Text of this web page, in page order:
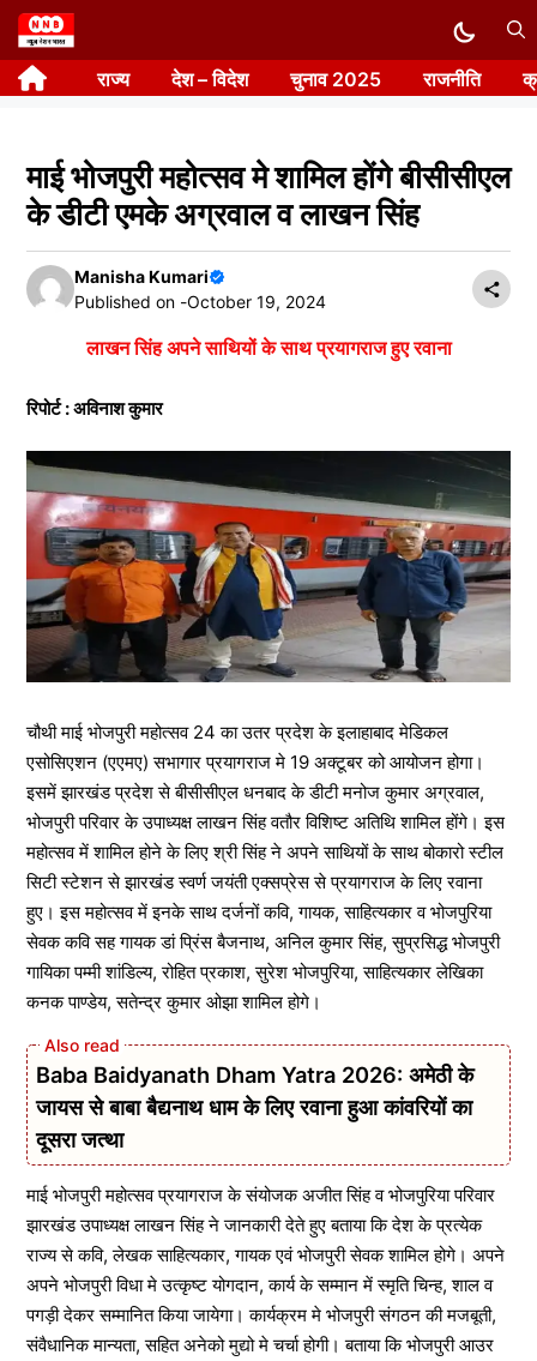
Skip
to
content राज्य देश – विदेश चुनाव 2025 राजनीति
माई भोजपुरी महोत्सव मे शामिल होंगे बीसीसीएल
के डीटी एमके अग्रवाल व लाखन सिंह
Manisha Kumari
Published on -October 19, 2024
लाखन सिंह अपने साथियों के साथ प्रयागराज हुए रवाना
रिपोर्ट : अविनाश कुमार
चौथी माई भोजपुरी महोत्सव 24 का उतर प्रदेश के इलाहाबाद मेडिकल
एसोसिएशन (एएमए) सभागार प्रयागराज मे 19 अक्टूबर को आयोजन होगा।
इसमें झारखंड प्रदेश से बीसीसीएल धनबाद के डीटी मनोज कुमार अग्रवाल,
भोजपुरी परिवार के उपाध्यक्ष लाखन सिंह वतौर विशिष्ट अतिथि शामिल होंगे। इस
महोत्सव में शामिल होने के लिए श्री सिंह ने अपने साथियों के साथ बोकारो स्टील
सिटी स्टेशन से झारखंड स्वर्ण जयंती एक्सप्रेस से प्रयागराज के लिए रवाना
हुए। इस महोत्सव में इनके साथ दर्जनों कवि, गायक, साहित्यकार व भोजपुरिया
सेवक कवि सह गायक डां प्रिंस बैजनाथ, अनिल कुमार सिंह, सुप्रसिद्ध भोजपुरी
गायिका पम्मी शांडिल्य, रोहित प्रकाश, सुरेश भोजपुरिया, साहित्यकार लेखिका
कनक पाण्डेय, सतेन्द्र कुमार ओझा शामिल होगे।
Baba Baidyanath Dham Yatra 2026: अमेठी के
जायस से बाबा बैद्यनाथ धाम के लिए रवाना हुआ कांवरियों का
दूसरा जत्था
माई भोजपुरी महोत्सव प्रयागराज के संयोजक अजीत सिंह व भोजपुरिया परिवार
झारखंड उपाध्यक्ष लाखन सिंह ने जानकारी देते हुए बताया कि देश के प्रत्येक
राज्य से कवि, लेखक साहित्यकार, गायक एवं भोजपुरी सेवक शामिल होगे। अपने
अपने भोजपुरी विधा मे उत्कृष्ट योगदान, कार्य के सम्मान में स्मृति चिन्ह, शाल व
पगड़ी देकर सम्मानित किया जायेगा। कार्यक्रम मे भोजपुरी संगठन की मजबूती,
संवैधानिक मान्यता, सहित अनेको मुद्यो मे चर्चा होगी। बताया कि भोजपुरी आउर